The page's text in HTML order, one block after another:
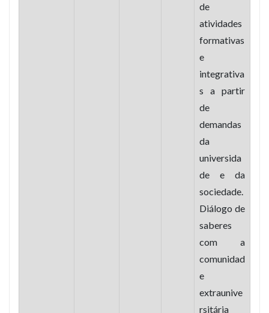
de
atividades
formativas
e
integrativa
s a partir
de
demandas
da
universida
de e da
sociedade.
Diálogo de
saberes
com a
comunidad
e
extraunive
rsitária